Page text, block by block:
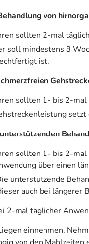
von
sollten 2-mal
soll mindestens 8
ist.
sollten 1- bis 2-
sollten 1- bis 2-
über einen
unterstützende
auch bei längerer
2-mal täglicher
einnehmen.